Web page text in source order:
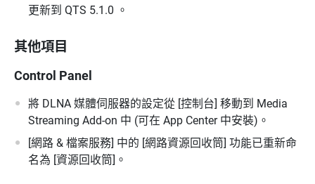
更新到 QTS 5.1.0 。
其他項目
Control Panel
將 DLNA 媒體伺服器的設定從 [控制台] 移動到 Media
Streaming Add-on 中 (可在 App Center 中安裝)。
[網路 & 檔案服務] 中的 [網路資源回收筒] 功能已重新命
名為 [資源回收筒]。